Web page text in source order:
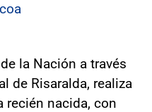
la Nación a través
de Risaralda, realiza
recién nacida, con